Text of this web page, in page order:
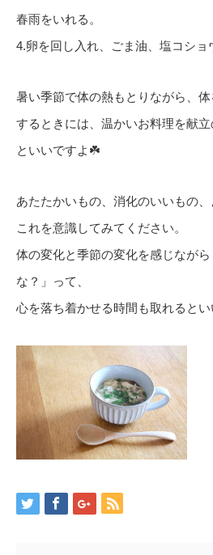
春雨をいれる。
4.卵を回し入れ、ごま油、塩コショ
暑い季節で体の熱もとりながら、
するときには、温かいお料理を献
といいですよ☘️
あたたかいもの、消化のいいもの、
これを意識してみてください。
体の変化と季節の変化を感じなが
な？」って、
心を落ち着かせる時間も取れるとい